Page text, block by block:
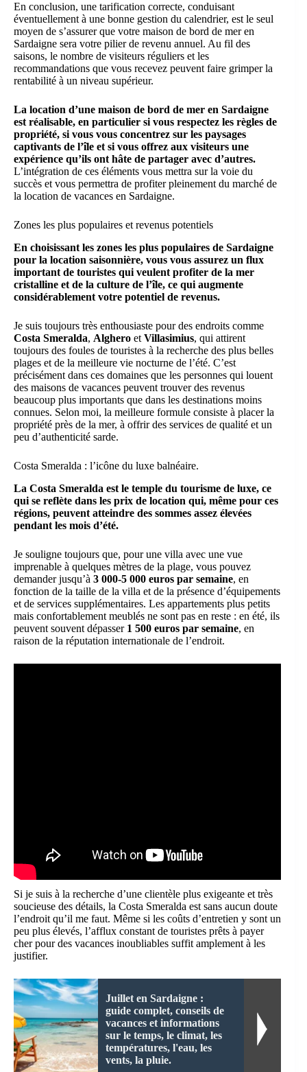
En conclusion, une tarification correcte, conduisant
éventuellement à une bonne gestion du calendrier, est le seul
moyen de s’assurer que votre maison de bord de mer en
Sardaigne sera votre pilier de revenu annuel. Au fil des
saisons, le nombre de visiteurs réguliers et les
recommandations que vous recevez peuvent faire grimper la
rentabilité à un niveau supérieur.
La location d’une maison de bord de mer en Sardaigne
est réalisable, en particulier si vous respectez les règles de
propriété, si vous vous concentrez sur les paysages
captivants de l’île et si vous offrez aux visiteurs une
expérience qu’ils ont hâte de partager avec d’autres.
L’intégration de ces éléments vous mettra sur la voie du
succès et vous permettra de profiter pleinement du marché de
la location de vacances en Sardaigne.
Zones les plus populaires et revenus potentiels
En choisissant les zones les plus populaires de Sardaigne
pour la location saisonnière, vous vous assurez un flux
important de touristes qui veulent profiter de la mer
cristalline et de la culture de l’île, ce qui augmente
considérablement votre potentiel de revenus.
Je suis toujours très enthousiaste pour des endroits comme
Costa Smeralda, Alghero et Villasimius, qui attirent
toujours des foules de touristes à la recherche des plus belles
plages et de la meilleure vie nocturne de l’été. C’est
précisément dans ces domaines que les personnes qui louent
des maisons de vacances peuvent trouver des revenus
beaucoup plus importants que dans les destinations moins
connues. Selon moi, la meilleure formule consiste à placer la
propriété près de la mer, à offrir des services de qualité et un
peu d’authenticité sarde.
Costa Smeralda : l’icône du luxe balnéaire.
La Costa Smeralda est le temple du tourisme de luxe, ce
qui se reflète dans les prix de location qui, même pour ces
régions, peuvent atteindre des sommes assez élevées
pendant les mois d’été.
Je souligne toujours que, pour une villa avec une vue
imprenable à quelques mètres de la plage, vous pouvez
demander jusqu’à 3 000-5 000 euros par semaine, en
fonction de la taille de la villa et de la présence d’équipements
et de services supplémentaires. Les appartements plus petits
mais confortablement meublés ne sont pas en reste : en été, ils
peuvent souvent dépasser 1 500 euros par semaine, en
raison de la réputation internationale de l’endroit.
Si je suis à la recherche d’une clientèle plus exigeante et très
soucieuse des détails, la Costa Smeralda est sans aucun doute
l’endroit qu’il me faut. Même si les coûts d’entretien y sont un
peu plus élevés, l’afflux constant de touristes prêts à payer
cher pour des vacances inoubliables suffit amplement à les
justifier.
Juillet en Sardaigne :
guide complet, conseils de
vacances et informations
sur le temps, le climat, les
températures, l'eau, les
vents, la pluie.